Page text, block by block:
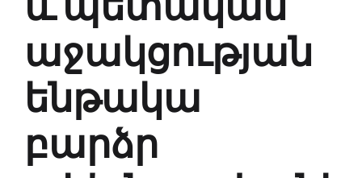
աջակցության
ենթակա
բարձր